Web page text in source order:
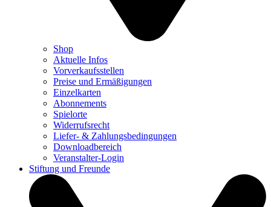
Shop
Aktuelle Infos
Vorverkaufsstellen
Preise und Ermäßigungen
Einzelkarten
Abonnements
Spielorte
Widerrufsrecht
Liefer- & Zahlungsbedingungen
Downloadbereich
Veranstalter-Login
Stiftung und Freunde